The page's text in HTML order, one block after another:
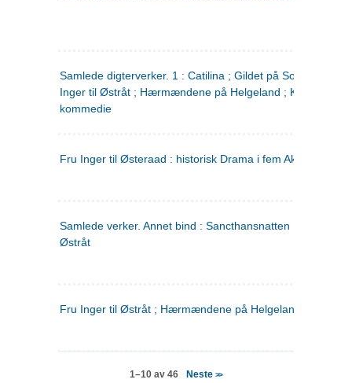
Samlede digterverker. 1 : Catilina ; Gildet på Solhaug ; Fru
Inger til Østråt ; Hærmændene på Helgeland ;
kommedie
Fru Inger til Østeraad : historisk Drama i fem Akter
Samlede verker. Annet bind : Sancthansnatten ; Fru Inger
Østråt
Fru Inger til Østråt ; Hærmændene på Helgeland
1–10 av 46 Neste>>